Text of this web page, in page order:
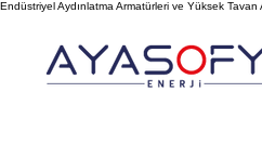
Endüstriyel Aydınlatma Armatürleri ve Yüksek Tavan